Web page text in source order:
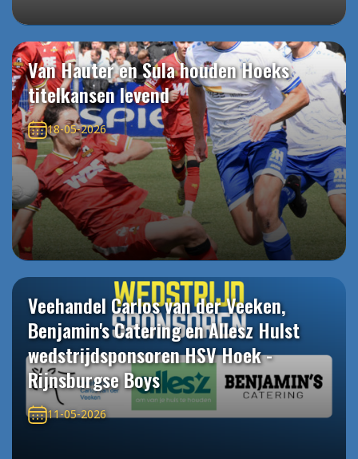
Van Hauter en Sula houden Hoeks
titelkansen levend
18-05-2026
Veehandel Carlos van der Veeken,
Benjamin's Catering en Allesz Hulst
wedstrijdsponsoren HSV Hoek -
Rijnsburgse Boys
11-05-2026